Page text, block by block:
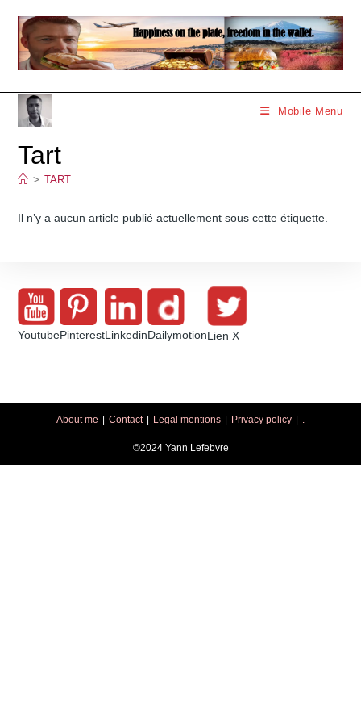
content
Mobile Menu
Tart
> TART
Il n’y a aucun article publié actuellement sous cette étiquette.
YoutubePinterestLinkedinDailymotionLien X
About me Contact Legal mentions Privacy policy .
©2024 Yann Lefebvre